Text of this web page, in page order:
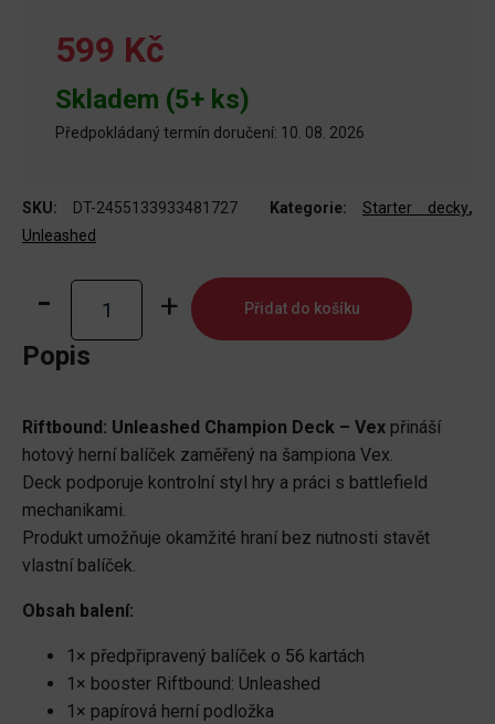
599 Kč
Skladem (5+ ks)
Předpokládaný termín doručení: 10. 08. 2026
SKU: DT-2455133933481727 Kategorie: Starter decky,
Unleashed
Riftbound:
Unleashed
Champion
Vex
množství
Přidat do košíku
Popis
Riftbound: Unleashed Champion Deck – Vex přináší
hotový herní balíček zaměřený na šampiona Vex.
Deck podporuje kontrolní styl hry a práci s battlefield
mechanikami.
Produkt umožňuje okamžité hraní bez nutnosti stavět
vlastní balíček.
Obsah balení:
1× předpřipravený balíček o 56 kartách
1× booster Riftbound: Unleashed
1× papírová herní podložka